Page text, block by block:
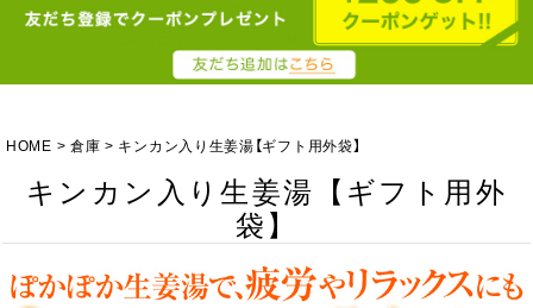
HOME 倉庫 キンカン入り生姜湯【ギフト用外袋】
キンカン入り生姜湯【ギフト用外
袋】